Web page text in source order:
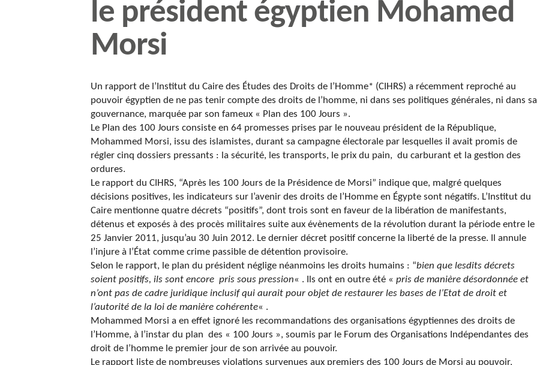
le président égyptien Mohamed
Morsi
Un rapport de l’Institut du Caire des Études des Droits de l’Homme* (CIHRS) a récemment reproché au
pouvoir égyptien de ne pas tenir compte des droits de l’homme, ni dans ses politiques générales, ni dans sa
gouvernance, marquée par son fameux « Plan des 100 Jours ».
Le Plan des 100 Jours consiste en 64 promesses prises par le nouveau président de la République,
Mohammed Morsi, issu des islamistes, durant sa campagne électorale par lesquelles il avait promis de
régler cinq dossiers pressants : la sécurité, les transports, le prix du pain, du carburant et la gestion des
ordures.
Le rapport du CIHRS, “Après les 100 Jours de la Présidence de Morsi” indique que, malgré quelques
décisions positives, les indicateurs sur l’avenir des droits de l’Homme en Égypte sont négatifs. L’Institut du
Caire mentionne quatre décrets “positifs”, dont trois sont en faveur de la libération de manifestants,
détenus et exposés à des procès militaires suite aux évènements de la révolution durant la période entre le
25 Janvier 2011, jusqu’au 30 Juin 2012. Le dernier décret positif concerne la liberté de la presse. Il annule
l’injure à l’État comme crime passible de détention provisoire.
Selon le rapport, le plan du président néglige néanmoins les droits humains : “bien que lesdits décrets
soient positifs, ils sont encore pris sous pression« . Ils ont en outre été « pris de manière désordonnée et
n’ont pas de cadre juridique inclusif qui aurait pour objet de restaurer les bases de l’Etat de droit et
l’autorité de la loi de manière cohérente« .
Mohammed Morsi a en effet ignoré les recommandations des organisations égyptiennes des droits de
l’Homme, à l’instar du plan des « 100 Jours », soumis par le Forum des Organisations Indépendantes des
droit de l’homme le premier jour de son arrivée au pouvoir.
Le rapport liste de nombreuses violations survenues aux premiers des 100 Jours de Morsi au pouvoir,